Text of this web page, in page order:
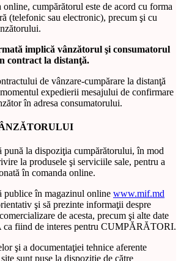
online, cumpărătorul este de acord cu forma
(telefonic sau electronic), precum şi cu
implică vânzătorul şi consumatorul
contract la distanţă.
de vânzare-cumpărare la distanţă
expedierii mesajului de confirmare
în adresa consumatorului.
pună la dispoziţia cumpărătorului, în mod
la produsele şi serviciile sale, pentru a
în comanda online.
publice în magazinul online www.mif.md
şi să prezinte informaţii despre
de acesta, precum şi alte date
ca fiind de interes pentru CUMPĂRĂTORI.
şi a documentaţiei tehnice aferente
sunt puse la dispoziţie de către